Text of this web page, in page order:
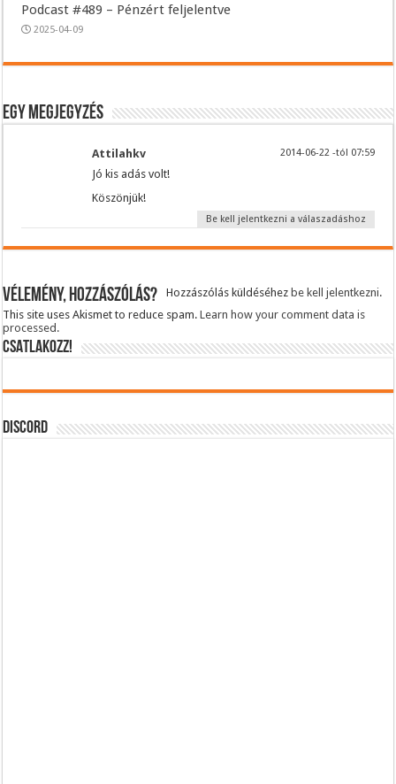
Podcast #489 – Pénzért feljelentve
2025-04-09
Egy megjegyzés
Attilahkv 2014-06-22 -tól 07:59
Jó kis adás volt!
Köszönjük!
Be kell jelentkezni a válaszadáshoz
Vélemény, hozzászólás? Hozzászólás küldéséhezbe kell jelentkezni.
This site uses Akismet to reduce spam.Learn how your comment data is
processed.
CSATLAKOZZ!
DISCORD